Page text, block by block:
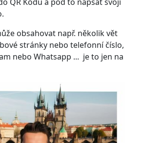
obsahovat např. několik vět
stránky nebo telefonní číslo,
nebo Whatsapp ... je to jen na